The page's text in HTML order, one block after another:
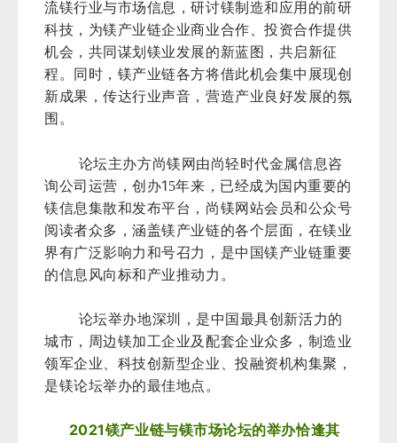
流镁行业与市场信息，研讨镁制造和应用的前研
科技，为镁产业链企业商业合作、投资合作提供
机会，共同谋划镁业发展的新蓝图，共启新征
程。同时，镁产业链各方将借此机会集中展现创
新成果，传达行业声音，营造产业良好发展的氛
围。
论坛主办方尚镁网由尚轻时代金属信息咨
询公司运营，创办15年来，已经成为国内重要的
镁信息集散和发布平台，尚镁网站会员和公众号
阅读者众多，涵盖镁产业链的各个层面，在镁业
界有广泛影响力和号召力，是中国镁产业链重要
的信息风向标和产业推动力。
论坛举办地深圳，是中国最具创新活力的
城市，周边镁加工企业及配套企业众多，制造业
领军企业、科技创新型企业、投融资机构集聚，
是镁论坛举办的最佳地点。
2021镁产业链与镁市场论坛的举办恰逢其